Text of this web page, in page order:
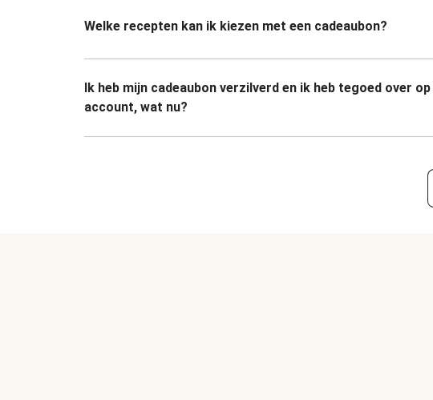
Welke recepten kan ik kiezen met een cadeaubon?
Ik heb mijn cadeaubon verzilverd en ik heb tegoed over
account, wat nu?